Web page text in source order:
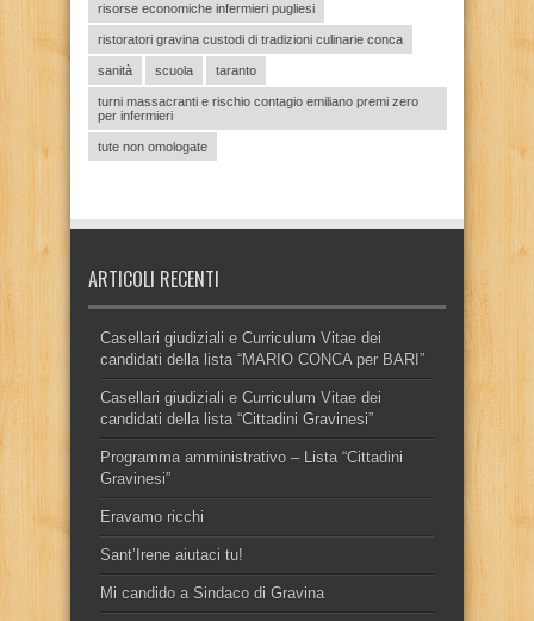
risorse economiche infermieri pugliesi
ristoratori gravina custodi di tradizioni culinarie conca
sanità scuola taranto
turni massacranti e rischio contagio emiliano premi zero
per infermieri
tute non omologate
ARTICOLI RECENTI
Casellari giudiziali e Curriculum Vitae dei
candidati della lista “MARIO CONCA per BARI”
Casellari giudiziali e Curriculum Vitae dei
candidati della lista “Cittadini Gravinesi”
Programma amministrativo – Lista “Cittadini
Gravinesi”
Eravamo ricchi
Sant’Irene aiutaci tu!
Mi candido a Sindaco di Gravina